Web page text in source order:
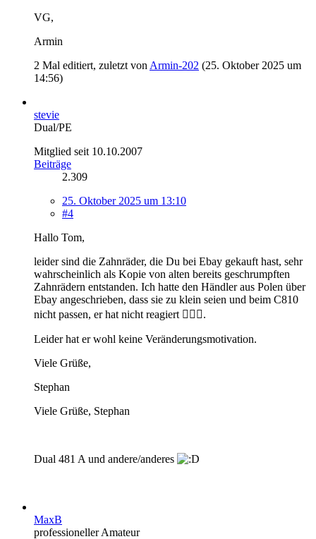
VG,
Armin
2 Mal editiert, zuletzt von Armin-202 (25. Oktober 2025 um
14:56)
stevie
Dual/PE
Mitglied seit 10.10.2007
Beiträge
2.309
25. Oktober 2025 um 13:10
#4
Hallo Tom,
leider sind die Zahnräder, die Du bei Ebay gekauft hast, sehr
wahrscheinlich als Kopie von alten bereits geschrumpften
Zahnrädern entstanden. Ich hatte den Händler aus Polen über
Ebay angeschrieben, dass sie zu klein seien und beim C810
nicht passen, er hat nicht reagiert 🤷🏼‍♂️.
Leider hat er wohl keine Veränderungsmotivation.
Viele Grüße,
Stephan
Viele Grüße, Stephan
Dual 481 A und andere/anderes
MaxB
professioneller Amateur